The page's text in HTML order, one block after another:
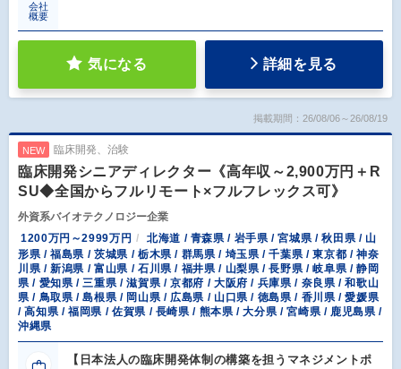
会社
概要
気になる 詳細を見る
掲載期間：26/08/06～26/08/19
NEW 臨床開発、治験
臨床開発シニアディレクター《高年収～2,900万円＋R
SU◆全国からフルリモート×フルフレックス可》
外資系バイオテクノロジー企業
1200万円～2999万円
北海道 / 青森県 / 岩手県 / 宮城県 / 秋田県 / 山
形県 / 福島県 / 茨城県 / 栃木県 / 群馬県 / 埼玉県 / 千葉県 / 東京都 / 神奈
川県 / 新潟県 / 富山県 / 石川県 / 福井県 / 山梨県 / 長野県 / 岐阜県 / 静岡
県 / 愛知県 / 三重県 / 滋賀県 / 京都府 / 大阪府 / 兵庫県 / 奈良県 / 和歌山
県 / 鳥取県 / 島根県 / 岡山県 / 広島県 / 山口県 / 徳島県 / 香川県 / 愛媛県
/ 高知県 / 福岡県 / 佐賀県 / 長崎県 / 熊本県 / 大分県 / 宮崎県 / 鹿児島県 /
沖縄県
【日本法人の臨床開発体制の構築を担うマネジメントポ